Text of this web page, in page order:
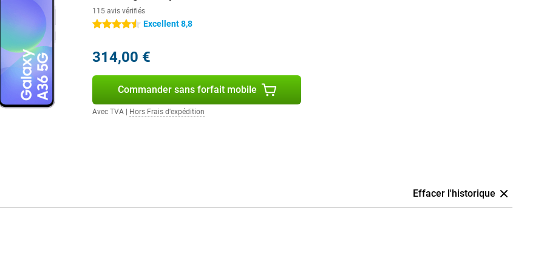
applications s'ouvrent
tournent sans problème. Avec
se fait sans problème. Le
photos, vidéos et applications.
? Alors jetez un coup d'œil au
votre téléphone se décharge en
jouer à des jeux ou écouter de la
à sa certification IP67, le
à vous inquiéter si votre
quelque chose. De plus, le
Cette conception robuste fait
souhaitez toujours une
S25 est une meilleure option
115 avis vérifiés
4.5 étoilesExcellent 8,8
314,00 €
Commander sans forfait mobile
Avec TVA Hors Frais d'expédition
Effacer l'historique